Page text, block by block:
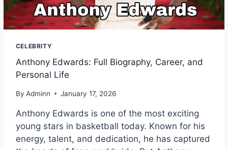
CELEBRITY
Anthony Edwards: Full Biography, Career, and
Personal Life
By Adminn January 17, 2026
Anthony Edwards is one of the most exciting
young stars in basketball today. Known for his
energy, talent, and dedication, he has captured